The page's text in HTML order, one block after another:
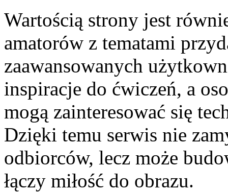
Wartością strony jest
amatorów z tematami
zaawansowanych
inspiracje do ćwiczeń, a
mogą zainteresować się
Dzięki temu serwis nie
odbiorców, lecz może
łączy miłość do obrazu.